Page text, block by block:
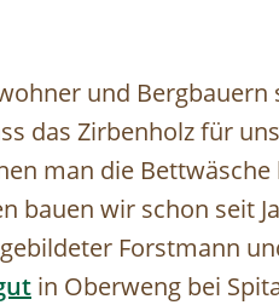
und
das Zirbenholz für
man die
bauen wir schon seit
Forstmann
in Oberweng bei